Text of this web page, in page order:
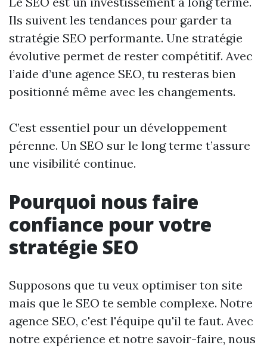
Ils suivent les tendances pour garder ta
stratégie SEO performante. Une stratégie
évolutive permet de rester compétitif. Avec
l’aide d’une agence SEO, tu resteras bien
positionné même avec les changements.
C’est essentiel pour un développement
pérenne. Un SEO sur le long terme t’assure
une visibilité continue.
Pourquoi nous faire
confiance pour votre
stratégie SEO
Supposons que tu veux optimiser ton site
mais que le SEO te semble complexe. Notre
agence SEO, c'est l'équipe qu'il te faut. Avec
notre expérience et notre savoir-faire, nous